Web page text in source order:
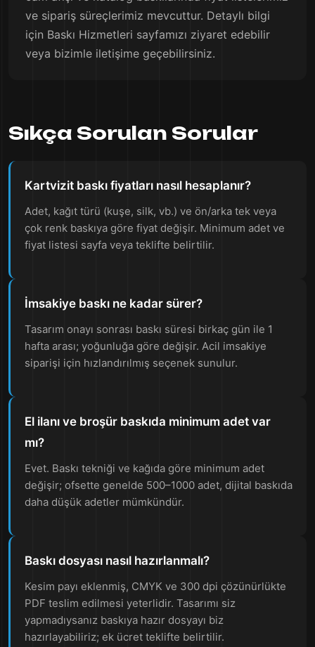
ve sipariş süreçlerimiz mevcuttur. Detaylı bilgi
için Baskı Hizmetleri sayfamızı ziyaret edebilir
veya bizimle iletişime geçebilirsiniz.
Sıkça Sorulan Sorular
Kartvizit baskı fiyatları nasıl hesaplanır?
Adet, kağıt türü (kuşe, silk, vb.) ve ön/arka tek veya
çok renk baskıya göre fiyat değişir. Minimum adet ve
fiyat listesi sayfa veya teklifte belirtilir.
İmsakiye baskı ne kadar sürer?
Tasarım onayı sonrası baskı süresi birkaç gün ile 1
hafta arası; yoğunluğa göre değişir. Acil imsakiye
siparişi için hızlandırılmış seçenek sunulur.
El ilanı ve broşür baskıda minimum adet var
mı?
Evet. Baskı tekniği ve kağıda göre minimum adet
değişir; ofsette genelde 500–1000 adet, dijital baskıda
daha düşük adetler mümkündür.
Baskı dosyası nasıl hazırlanmalı?
Kesim payı eklenmiş, CMYK ve 300 dpi çözünürlükte
PDF teslim edilmesi yeterlidir. Tasarımı siz
yapmadıysanız baskıya hazır dosyayı biz
hazırlayabiliriz; ek ücret teklifte belirtilir.